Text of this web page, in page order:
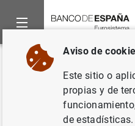
Inicio Noticias y eventos
Volver
El BCE sube
básicos en
Aviso de
Este sitio o
propias y de
de